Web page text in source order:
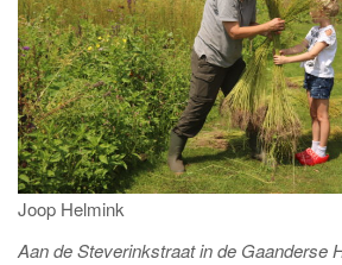
Joop Helmink
Aan de Steverinkstraat in de Gaanderse